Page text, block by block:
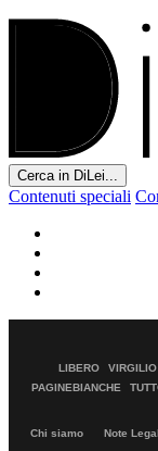
Cerca in DiLei...
Contenuti speciali
LIBERO VIRGILIO
PAGINEBIANCHE
Chi siamo Note